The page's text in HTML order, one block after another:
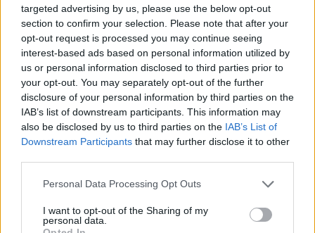
targeted advertising by us, please use the below opt-out
section to confirm your selection. Please note that after your
opt-out request is processed you may continue seeing
interest-based ads based on personal information utilized by
us or personal information disclosed to third parties prior to
your opt-out. You may separately opt-out of the further
disclosure of your personal information by third parties on the
IAB’s list of downstream participants. This information may
also be disclosed by us to third parties on the IAB’s List of
Downstream Participants that may further disclose it to other
Personal Data Processing Opt Outs
I want to opt-out of the Sharing of my
personal data.
Eladó adatai
Eladó:Műgyűjtők Háza Kft.
Cím: Dudás Attila
Műgyűjtők Háza kft.
Budapest
1023.Bp. Zsigmond tér 11.
1023
Telefon: 18008123
Weboldal:
Bemutatkozás: 2013 nyarán nyitottuk meg Galériánkat